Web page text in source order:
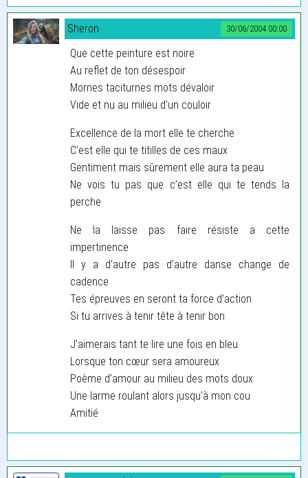
30/06/2004 00:00
Sheron
Que cette peinture est noire
Au reflet de ton désespoir
Mornes taciturnes mots dévaloir
Vide et nu au milieu d’un couloir
Excellence de la mort elle te cherche
C’est elle qui te titilles de ces maux
Gentiment mais sûrement elle aura ta peau
Ne vois tu pas que c’est elle qui te tends la
perche
Ne la laisse pas faire résiste a cette
impertinence
Il y a d’autre pas d’autre danse change de
cadence
Tes épreuves en seront ta force d’action
Si tu arrives à tenir tête à tenir bon
J’aimerais tant te lire une fois en bleu
Lorsque ton cœur sera amoureux
Poème d’amour au milieu des mots doux
Une larme roulant alors jusqu’à mon cou
Amitié